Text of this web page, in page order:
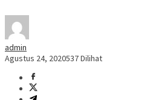
admin
Agustus 24, 2020537 Dilihat